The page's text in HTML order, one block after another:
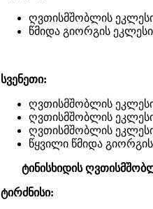
ღვთისმშობლის
წმიდა გიორგის
სვენეთი:
ღვთისმშობლის
ღვთისმშობლის
ღვთისმშობლის
წყვილი წმიდა
ტინისხიდის
ტირძნისი: